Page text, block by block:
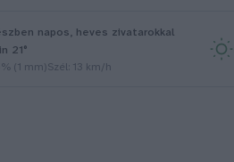
napos, heves zivatarokkal
21°
(1 mm)Szél: 13 km/h